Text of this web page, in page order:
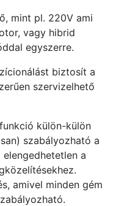
mint pl. 220V ami
vagy hibrid
egyszerre.
biztosít a
szervizelhető
külön-külön
szabályozható a
a
amivel minden gém